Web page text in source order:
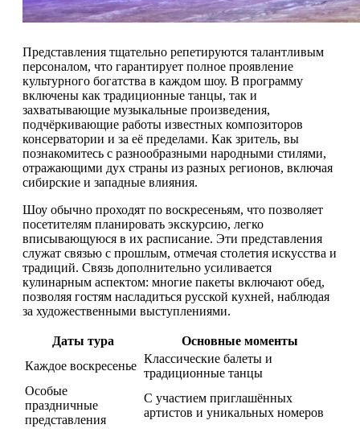
Представления тщательно репетируются талантливым
персоналом, что гарантирует полное проявление
культурного богатства в каждом шоу. В программу
включены как традиционные танцы, так и
захватывающие музыкальные произведения,
подчёркивающие работы известных композиторов
консерватории и за её пределами. Как зритель, вы
познакомитесь с разнообразными народными стилями,
отражающими дух страны из разных регионов, включая
сибирские и западные влияния.
Шоу обычно проходят по воскресеньям, что позволяет
посетителям планировать экскурсию, легко
вписывающуюся в их расписание. Эти представления
служат связью с прошлым, отмечая столетия искусства и
традиций. Связь дополнительно усиливается
кулинарным аспектом: многие пакеты включают обед,
позволяя гостям насладиться русской кухней, наблюдая
за художественными выступлениями.
Даты тура
Основные моменты
Каждое воскресенье
Классические балеты и
традиционные танцы
Особые
праздничные
представления
С участием приглашённых
артистов и уникальных номеров